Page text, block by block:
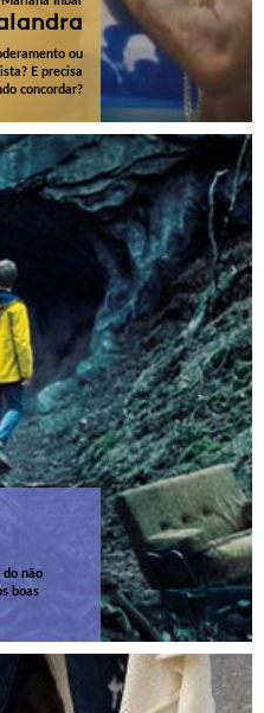
ou
E precisa
concordar?
do não
boas